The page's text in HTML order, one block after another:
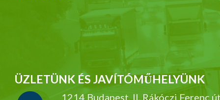
ÜZLETÜNK ÉS JAVÍTÓMŰHELYÜNK
1214 Budapest, II. Rákóczi Ferenc